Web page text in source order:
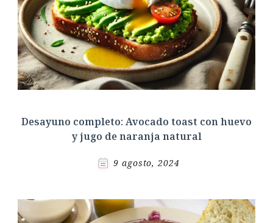
Desayuno completo: Avocado toast con huevo
y jugo de naranja natural
9 agosto, 2024